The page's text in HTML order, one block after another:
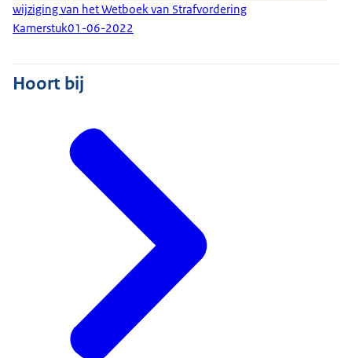
wijziging van het Wetboek van Strafvordering
Kamerstuk01-06-2022
Hoort bij